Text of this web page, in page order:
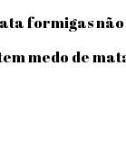
formigas
medo de